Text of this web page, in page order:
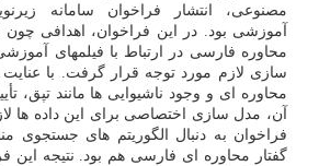
مصنوعی، انتشار فراخوان سامانه
آموزشی بود. در این فراخوان، اهدافی چون
محاوره فارسی در ارتباط با فیلمهای
سازی لازم مورد توجه قرار گرفت. با عنایت
محاوره ای و وجود ناشیوایی ها مانند تپق،
آن، مدل سازی اختصاصی برای این داده ها
فراخوان به دنبال الگوریتم های جستجوی
گفتار محاوره ای فارسی هم بود. نتیجه این